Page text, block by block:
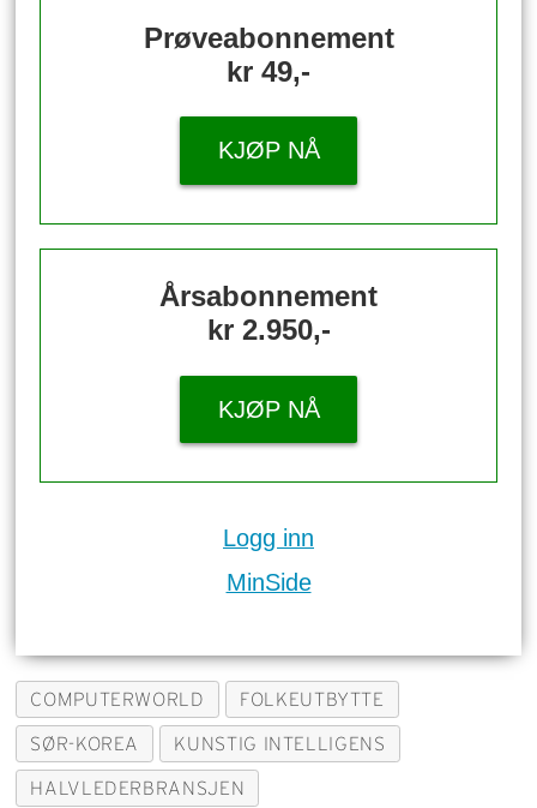
Prøveabonnement
kr 49,-
KJØP NÅ
Årsabonnement
kr 2.950,-
KJØP NÅ
Logg inn
MinSide
COMPUTERWORLD FOLKEUTBYTTE
SØR-KOREA KUNSTIG INTELLIGENS
HALVLEDERBRANSJEN